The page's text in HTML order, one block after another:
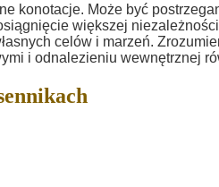
konotacje. Może być
większej
celów i marzeń.
i odnalezieniu wewnętrznej